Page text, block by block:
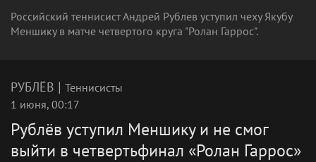
Российский теннисист Андрей Рублев уступил чеху Якубу
Меншику в матче четвертого круга "Ролан Гаррос".
РУБЛЁВ | Теннисисты
1 июня, 00:17
Рублёв уступил Меншику и не смог
выйти в четвертьфинал «Ролан Гаррос»